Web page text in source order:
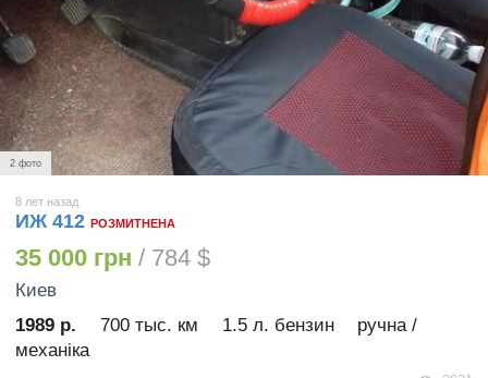
2 фото
8 лет назад
ИЖ 412 РОЗМИТНЕНА
35 000 грн / 784 $
Киев
1989 р.
700 тыс. км 1.5 л. бензин
ручна /
механіка